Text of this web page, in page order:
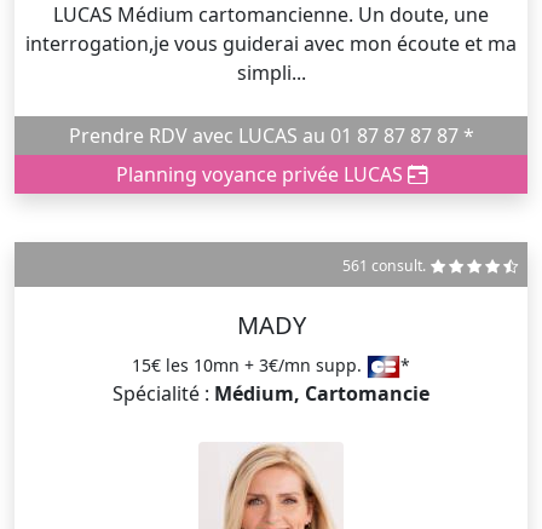
LUCAS Médium cartomancienne. Un doute, une
interrogation,je vous guiderai avec mon écoute et ma
simpli...
Prendre RDV avec LUCAS au 01 87 87 87 87 *
Planning voyance privée LUCAS
561 consult.
MADY
15€ les 10mn + 3€/mn supp. *
Spécialité : Médium, Cartomancie